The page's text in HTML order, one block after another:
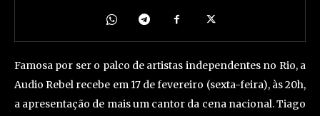
Famosa por ser o palco de artistas independentes no Rio, a
Audio Rebel recebe em 17 de fevereiro (sexta-feira), às 20h,
a apresentação de mais um cantor da cena nacional. Tiago